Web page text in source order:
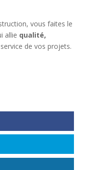
vous faites le
allie qualité,
de vos projets.